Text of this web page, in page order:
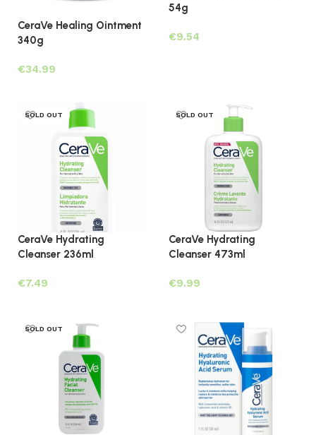
CeraVe Healing Ointment
340g
€
54g
€
SOLD OUT
CeraVe Hydrating
Cleanser 236ml
€
SOLD OUT
CeraVe Hydrating
Cleanser 473ml
€
SOLD OUT